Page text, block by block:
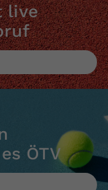
live
ÖTV